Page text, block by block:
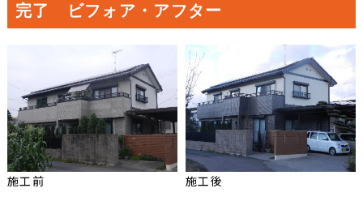
完了 ビフォア・アフター
施工前 施工後